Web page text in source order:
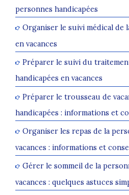
personnes handicapées
Organiser le suivi médical de
en vacances
Préparer le suivi du
handicapées en vacances
Préparer le trousseau de
handicapées : informations et
Organiser les repas de la
vacances : informations et
Gérer le sommeil de la
vacances : quelques astuces